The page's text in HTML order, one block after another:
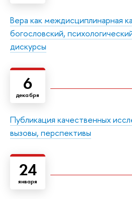
Вера как междисциплинарная
богословский,
дискурсы
6
декабря
Публикация качественных
вызовы, перспективы
24
января